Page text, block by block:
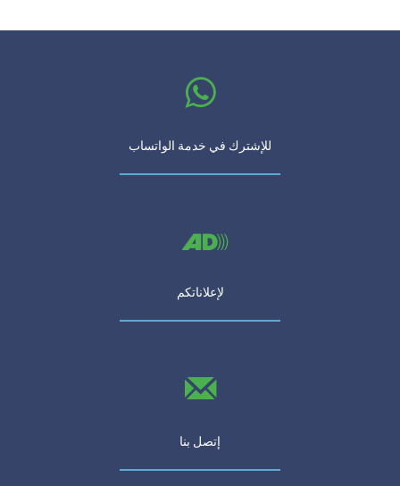
للإشترك في خدمة الواتساب
لإعلاناتكم
إتصل بنا